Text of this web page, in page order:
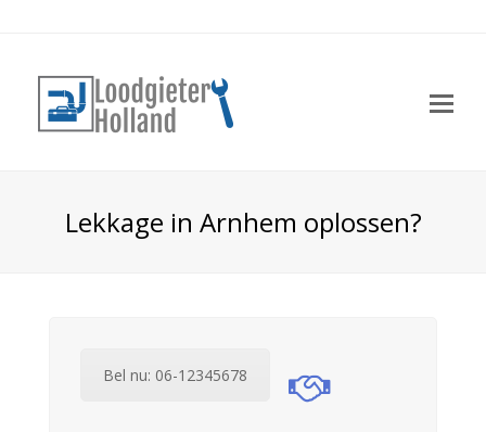
Lekkage in Arnhem oplossen?
Bel nu: 06-12345678